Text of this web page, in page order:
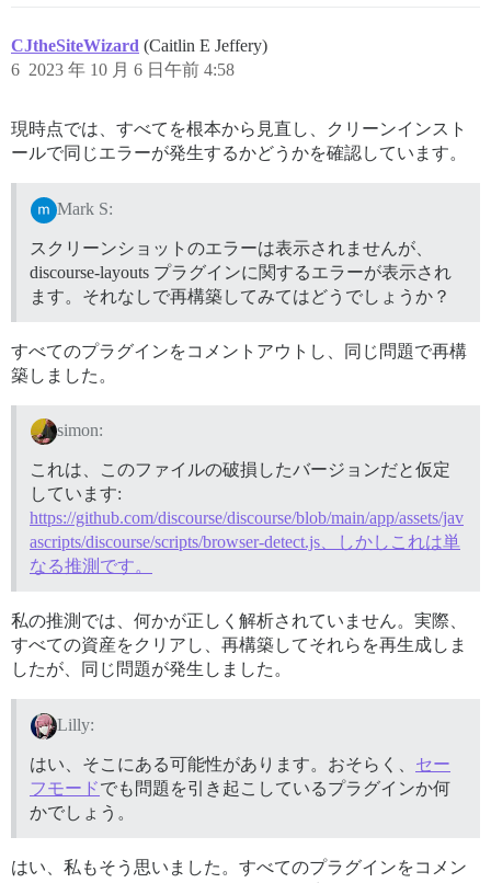
CJtheSiteWizard (Caitlin E Jeffery)
2023 年 10 月 6 日午前 4:58
6
現時点では、すべてを根本から見直し、クリーンインスト
ールで同じエラーが発生するかどうかを確認しています。
Mark S:
スクリーンショットのエラーは表示されませんが、
discourse-layouts プラグインに関するエラーが表示され
ます。それなしで再構築してみてはどうでしょうか？
すべてのプラグインをコメントアウトし、同じ問題で再構
築しました。
simon:
これは、このファイルの破損したバージョンだと仮定
しています:
https://github.com/discourse/discourse/blob/main/app/assets/jav
ascripts/discourse/scripts/browser-detect.js、しかしこれは単
なる推測です。
私の推測では、何かが正しく解析されていません。実際、
すべての資産をクリアし、再構築してそれらを再生成しま
したが、同じ問題が発生しました。
Lilly:
はい、そこにある可能性があります。おそらく、 セー
フモードでも問題を引き起こしているプラグインか何
かでしょう。
はい、私もそう思いました。すべてのプラグインをコメン